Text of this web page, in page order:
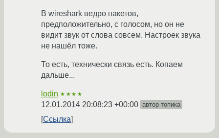
В wireshark ведро пакетов,
предположительно, с голосом, но он не
видит звук от слова совсем. Настроек звука
не нашёл тоже.
То есть, технически связь есть. Копаем
дальше...
lodin ★★★★
12.01.2014 20:08:23 +00:00 автор топика
Ссылка